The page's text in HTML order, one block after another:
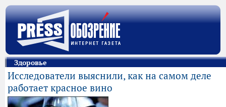
Здоровье
Исследователи выяснили, как на самом деле
работает красное вино